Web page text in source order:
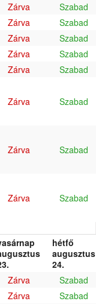
Zárva
Szabad
Zárva
Szabad
Zárva
Szabad
Zárva
Szabad
Zárva
Szabad
Zárva Szabad
Zárva Szabad
Zárva Szabad
hétfő
augusztus
24.
Zárva
Szabad
Zárva
Szabad